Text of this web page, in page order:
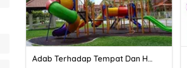
Adab Terhadap Tempat Dan Harta Benda Awam